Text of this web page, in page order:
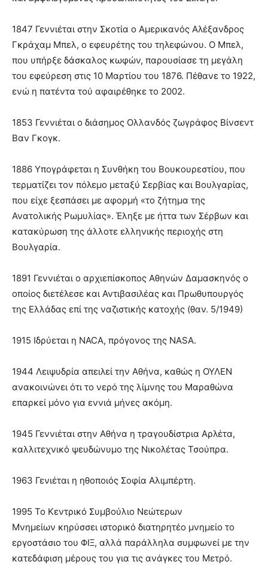
1847 Γεννιέται στην Σκοτία ο Αμερικανός Αλέξανδρος
Γκράχαμ Μπελ, ο εφευρέτης του τηλεφώνου. Ο Μπελ,
που υπήρξε δάσκαλος κωφών, παρουσίασε τη μεγάλη
του εφεύρεση στις 10 Μαρτίου του 1876. Πέθανε το 1922,
ενώ η πατέντα τού αφαιρέθηκε το 2002.
1853 Γεννιέται ο διάσημος Ολλανδός ζωγράφος Βίνσεντ
Βαν Γκογκ.
1886 Υπογράφεται η Συνθήκη του Βουκουρεστίου, που
τερματίζει τον πόλεμο μεταξύ Σερβίας και Βουλγαρίας,
που είχε ξεσπάσει με αφορμή «το ζήτημα της
Ανατολικής Ρωμυλίας». Έληξε με ήττα των Σέρβων και
κατακύρωση της άλλοτε ελληνικής περιοχής στη
Βουλγαρία.
1891 Γεννιέται ο αρχιεπίσκοπος Αθηνών Δαμασκηνός ο
οποίος διετέλεσε και Αντιβασιλέας και Πρωθυπουργός
της Ελλάδας επί της ναζιστικής κατοχής (θαν. 5/1949)
1915 Ιδρύεται η NACA, πρόγονος της NASA.
1944 Λειψυδρία απειλεί την Αθήνα, καθώς η ΟΥΛΕΝ
ανακοινώνει ότι το νερό της λίμνης του Μαραθώνα
επαρκεί μόνο για εννιά μήνες ακόμη.
1945 Γεννιέται στην Αθήνα η τραγουδίστρια Αρλέτα,
καλλιτεχνικό ψευδώνυμο της Νικολέτας Τσούπρα.
1963 Γενιέται η ηθοποιός Σοφία Αλιμπέρτη.
1995 Το Κεντρικό Συμβούλιο Νεώτερων
Μνημείων κηρύσσει ιστορικό διατηρητέο μνημείο το
εργοστάσιο του ΦΙΞ, αλλά παράλληλα συμφωνεί με την
κατεδάφιση μέρους του για τις ανάγκες του Μετρό.